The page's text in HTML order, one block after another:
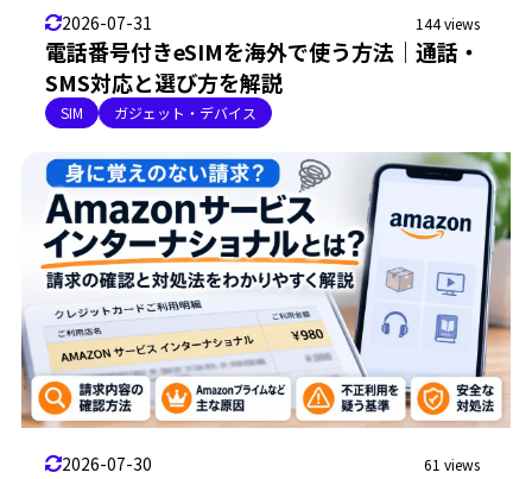
2026-07-31 144 views
電話番号付きeSIMを海外で使う方法｜通話・
SMS対応と選び方を解説
SIM ガジェット・デバイス
2026-07-30 61 views